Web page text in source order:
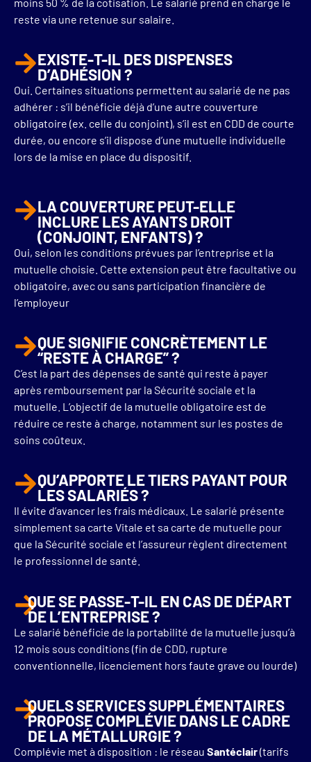
reste via une retenue sur salaire.
EXISTE-T-IL DES DISPENSES
D’ADHÉSION ?
Oui. Certaines situations permettent au salarié de ne pas
adhérer : s’il bénéficie déjà d’une autre couverture
obligatoire (ex. celle du conjoint), s’il est en CDD de courte
durée, ou encore s’il dispose d’une mutuelle individuelle
lors de la mise en place du dispositif.
LA COUVERTURE PEUT-ELLE
INCLURE LES AYANTS DROIT
(CONJOINT, ENFANTS) ?
Oui, selon les conditions prévues par l’entreprise et la
mutuelle choisie. Cette extension peut être facultative ou
obligatoire, avec ou sans participation financière de
l’employeur
QUE SIGNIFIE CONCRÈTEMENT LE
“RESTE À CHARGE” ?
C’est la part des dépenses de santé qui reste à payer
après remboursement par la Sécurité sociale et la
mutuelle. L’objectif de la mutuelle obligatoire est de
réduire ce reste à charge, notamment sur les postes de
soins coûteux.
QU’APPORTE LE TIERS PAYANT POUR
LES SALARIÉS ?
Il évite d’avancer les frais médicaux. Le salarié présente
simplement sa carte Vitale et sa carte de mutuelle pour
que la Sécurité sociale et l’assureur règlent directement
le professionnel de santé.
QUE SE PASSE-T-IL EN CAS DE DÉPART
DE L’ENTREPRISE ?
Le salarié bénéficie de la portabilité de la mutuelle jusqu’à
12 mois sous conditions (fin de CDD, rupture
conventionnelle, licenciement hors faute grave ou lourde)
QUELS SERVICES SUPPLÉMENTAIRES
PROPOSE COMPLÉVIE DANS LE CADRE
DE LA MÉTALLURGIE ?
Complévie met à disposition : le réseau Santéclair(tarifs